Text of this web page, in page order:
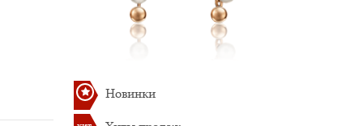
Новинки